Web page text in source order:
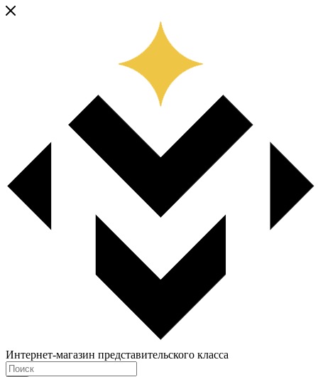
Интернет-магазин представительского класса